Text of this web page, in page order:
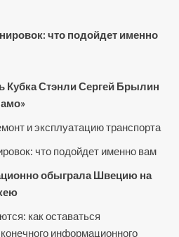
что подойдет именно
Кубка Стэнли Сергей Брылин
и эксплуатацию транспорта
что подойдет именно вам
обыграла Швецию на
как оставаться
информационного